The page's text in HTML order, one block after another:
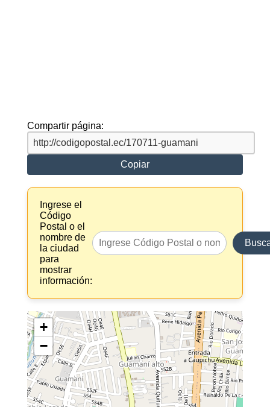
Compartir página:
Copiar
Ingrese el
Código
Postal o el
nombre de
la ciudad
para
mostrar
información:
+
−